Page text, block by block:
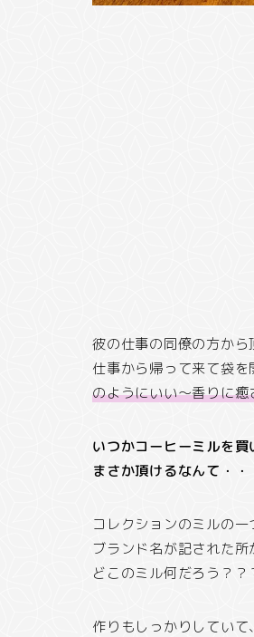
彼の仕事の同僚の方から
仕事から帰って来て袋を
のようにいい～香りに癒
いつかコーヒーミルを
まさか頂けるなんて・・
コレクションのミルの
ブランド名が記された所
どこのミル何だろう？？
作りもしっかりしてい